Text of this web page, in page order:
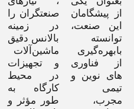
از پیشگامان
این صنعت،
توانسته
بابهره‌گیری
از فناوری
های نوین و
تیمی
مجرب،
صنعتگران را
در زمینه
بالانس دقیق
ماشین‌آلات
و تجهیزات
در محیط
کارگاه به
طور مؤثر و